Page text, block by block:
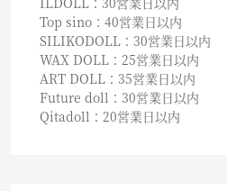
Top sino：40営業日以内
SILIKODOLL：30営業日以内
WAX DOLL：25営業日以内
ART DOLL：35営業日以内
Future doll：30営業日以内
Qitadoll：20営業日以内